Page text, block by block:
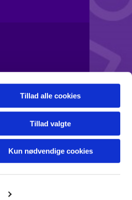
Tillad alle cookies
Tillad valgte
Kun nødvendige cookies